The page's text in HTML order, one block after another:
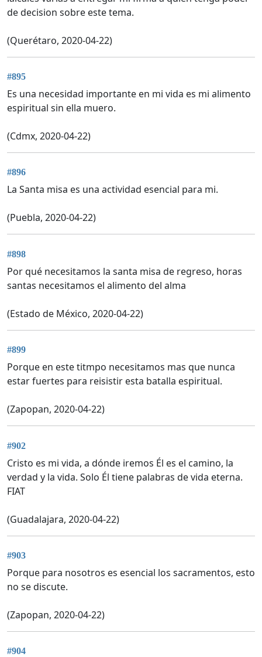
de decision sobre este tema.
(Querétaro, 2020-04-22)
#895
Es una necesidad importante en mi vida es mi alimento
espiritual sin ella muero.
(Cdmx, 2020-04-22)
#896
La Santa misa es una actividad esencial para mi.
(Puebla, 2020-04-22)
#898
Por qué necesitamos la santa misa de regreso, horas
santas necesitamos el alimento del alma
(Estado de México, 2020-04-22)
#899
Porque en este titmpo necesitamos mas que nunca
estar fuertes para reisistir esta batalla espiritual.
(Zapopan, 2020-04-22)
#902
Cristo es mi vida, a dónde iremos Él es el camino, la
verdad y la vida. Solo Él tiene palabras de vida eterna.
FIAT
(Guadalajara, 2020-04-22)
#903
Porque para nosotros es esencial los sacramentos, esto
no se discute.
(Zapopan, 2020-04-22)
#904